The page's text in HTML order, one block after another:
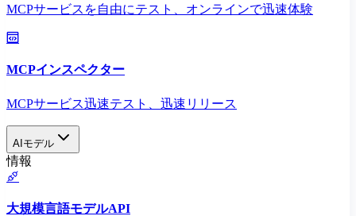
MCPサービスを自由にテスト、オンラインで迅速体験
MCPインスペクター
MCPサービス迅速テスト、迅速リリース
AIモデル
情報
大規模言語モデルAPI